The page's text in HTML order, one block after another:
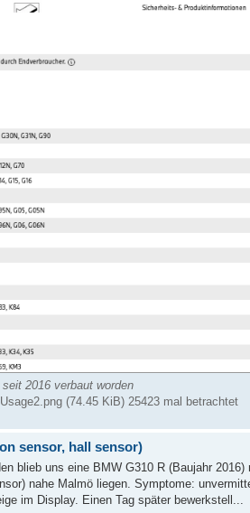
2016 verbaut worden
(74.45 KiB) 25423 mal betrachtet
sensor, hall sensor)
blieb uns eine BMW G310 R (Baujahr 2016)
nahe Malmö liegen. Symptome:
im Display. Einen Tag später bewerkstell...